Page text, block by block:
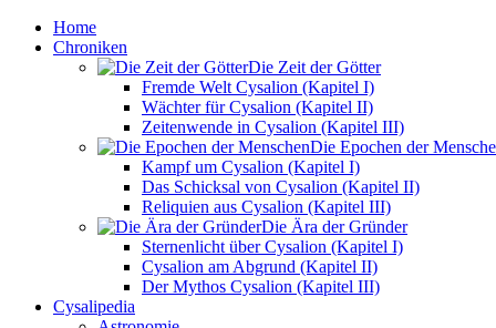
Home
Chroniken
Die Zeit der Götter
Fremde Welt Cysalion (Kapitel I)
Wächter für Cysalion (Kapitel II)
Zeitenwende in Cysalion (Kapitel III)
Die Epochen der
Kampf um Cysalion (Kapitel I)
Das Schicksal von Cysalion (Kapitel II)
Reliquien aus Cysalion (Kapitel III)
Die Ära der Gründer
Sternenlicht über Cysalion (Kapitel I)
Cysalion am Abgrund (Kapitel II)
Der Mythos Cysalion (Kapitel III)
Cysalipedia